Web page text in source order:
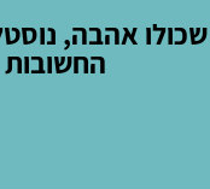
אהבה,
החשובות